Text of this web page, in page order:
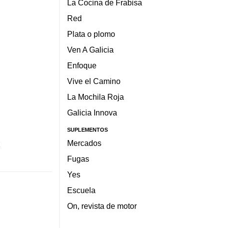
La Cocina de Frabisa
Red
Plata o plomo
Ven A Galicia
Enfoque
Vive el Camino
La Mochila Roja
Galicia Innova
SUPLEMENTOS
Mercados
Fugas
Yes
Escuela
On, revista de motor